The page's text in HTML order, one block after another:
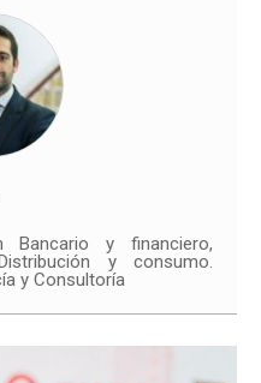
Bancario y financiero,
y consumo.
y Consultoría